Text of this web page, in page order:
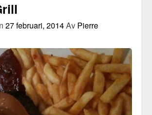
27 februari, 2014Av Pierre